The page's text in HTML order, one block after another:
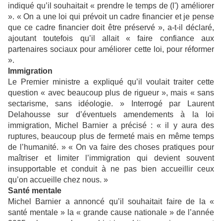
indiqué qu’il souhaitait « prendre le temps de (l') améliorer
». « On a une loi qui prévoit un cadre financier et je pense
que ce cadre financier doit être préservé », a-t-il déclaré,
ajoutant toutefois qu’il allait « faire confiance aux
partenaires sociaux pour améliorer cette loi, pour réformer
».
Immigration
Le Premier ministre a expliqué qu’il voulait traiter cette
question « avec beaucoup plus de rigueur », mais « sans
sectarisme, sans idéologie. » Interrogé par Laurent
Delahousse sur d’éventuels amendements à la loi
immigration, Michel Barnier a précisé : « il y aura des
ruptures, beaucoup plus de fermeté mais en même temps
de l’humanité. » « On va faire des choses pratiques pour
maîtriser et limiter l’immigration qui devient souvent
insupportable et conduit à ne pas bien accueillir ceux
qu’on accueille chez nous. »
Santé mentale
Michel Barnier a annoncé qu’il souhaitait faire de la «
santé mentale » la « grande cause nationale » de l’année